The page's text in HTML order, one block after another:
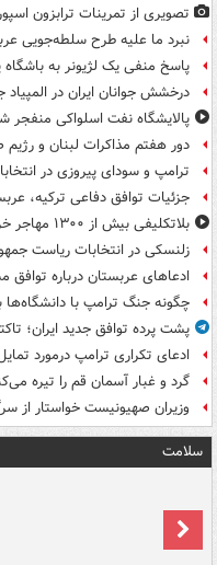
تصویری از تمرینات ترابزون
نبرد ما علیه طرح سلطه‌جویی
پاسخ منفی یک لژیونر به
درخشش جوانان ایران در
پالایشگاه نفت اسلواکی منفجر
دور هفتم مذاکرات لبنان و
ترامپ و سودای پیروزی در
جزئیات توافق دفاعی ترکیه،
بلاتکلیفی بیش از ۱۳۰۰ مهاجر خردسال در سئوتای اسپانیا
زلنسکی در انتخابات ریاست
ادعاهای عربستان درباره توافق
چگونه جنگ ترامپ با
پشت پرده توافق جدید ایران؛
ادعای تکراری ترامپ درمورد
گرد و غبار آسمان قم را تیره
وزیران صهیونیست خواستار از
سلامت